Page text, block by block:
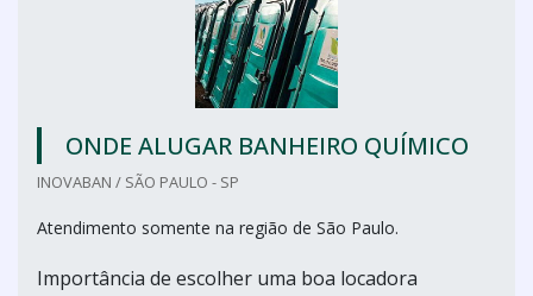
ONDE ALUGAR BANHEIRO QUÍMICO
INOVABAN / SÃO PAULO - SP
Atendimento somente na região de São Paulo.
Importância de escolher uma boa locadora